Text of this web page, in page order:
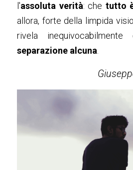
Seminario Rubedo
Incontro 19/03/2017
Contatti
l'assoluta verità: che tutto
allora, forte della limpida
rivela
separazione alcuna